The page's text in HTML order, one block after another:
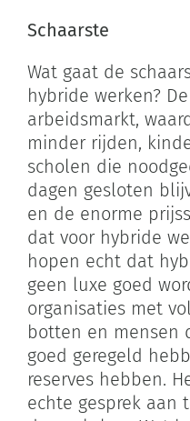
Schaarste
Wat gaat de
hybride werken?
arbeidsmarkt,
minder rijden,
scholen die
dagen gesloten
en de enorme
dat voor hybride
hopen echt dat
geen luxe goed
organisaties met
botten en mensen
goed geregeld
reserves hebben.
echte gesprek aan